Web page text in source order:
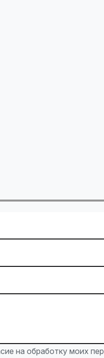
на обработку моих